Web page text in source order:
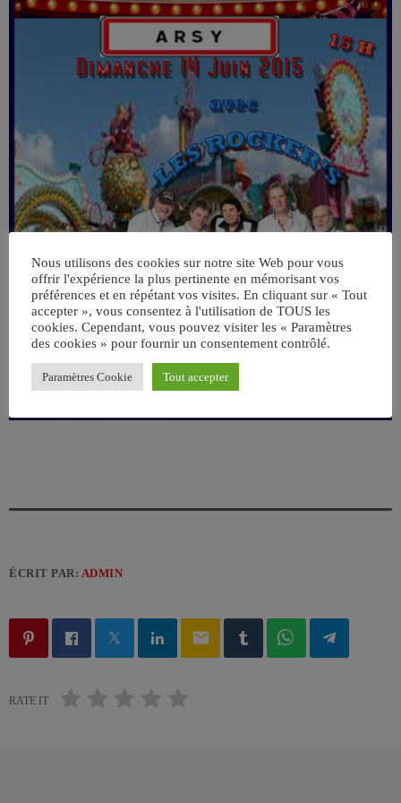
ÉCRIT PAR: ADMIN
email
RATE IT
Nous utilisons des cookies sur notre site Web pour vous
offrir l'expérience la plus pertinente en mémorisant vos
préférences et en répétant vos visites. En cliquant sur « Tout
accepter », vous consentez à l'utilisation de TOUS les
cookies. Cependant, vous pouvez visiter les « Paramètres
des cookies » pour fournir un consentement contrôlé.
Paramètres Cookie Tout accepter